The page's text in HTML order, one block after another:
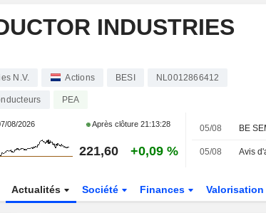
INDUSTRIES
N.V. Actions BESI NL0012866412
PEA
08/2026 Après clôture21:13:28
221,60 +0,09 %
05/08
05/08
Actualités Société Finances Valorisation